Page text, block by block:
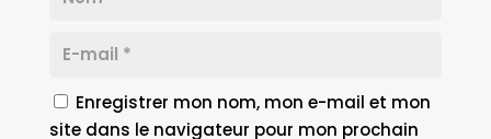
Enregistrer mon nom, mon e-mail et mon
site dans le navigateur pour mon prochain